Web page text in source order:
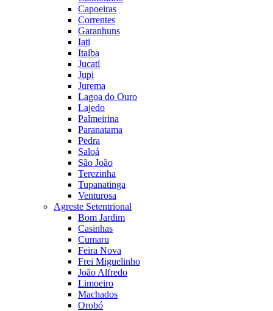
Capoeiras
Correntes
Garanhuns
Iati
Itaíba
Jucatí
Jupi
Jurema
Lagoa do Ouro
Lajedo
Palmeirina
Paranatama
Pedra
Saloá
São João
Terezinha
Tupanatinga
Venturosa
Agreste Setentrional
Bom Jardim
Casinhas
Cumaru
Feira Nova
Frei Miguelinho
João Alfredo
Limoeiro
Machados
Orobó